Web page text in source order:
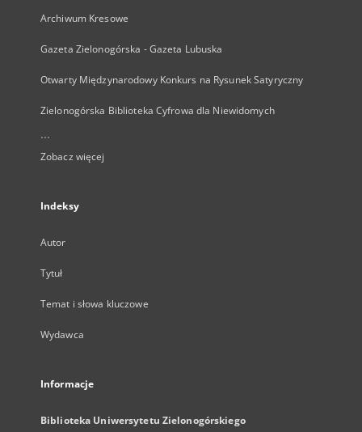
Archiwum Kresowe
Gazeta Zielonogórska - Gazeta Lubuska
Otwarty Międzynarodowy Konkurs na Rysunek Satyryczny
Zielonogórska Biblioteka Cyfrowa dla Niewidomych
...
Zobacz więcej
Indeksy
Autor
Tytuł
Temat i słowa kluczowe
Wydawca
Informacje
Biblioteka Uniwersytetu Zielonogórskiego